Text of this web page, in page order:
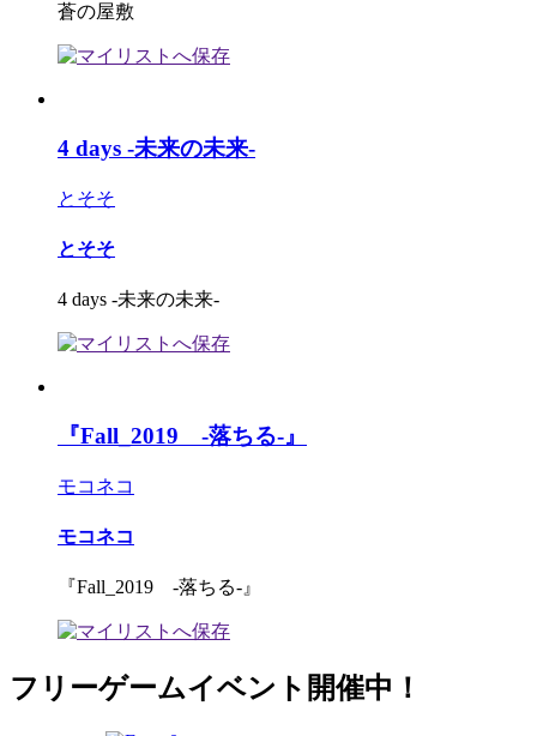
蒼の屋敷
4 days -未来の未来-
とそそ
とそそ
4 days -未来の未来-
『Fall_2019 -落ちる-』
モコネコ
モコネコ
『Fall_2019 -落ちる-』
フリーゲームイベント開催中！